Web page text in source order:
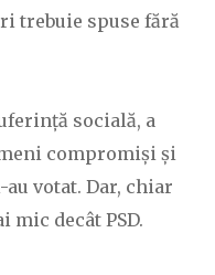
trebuie spuse fără
socială, a
compromiși și
votat. Dar, chiar
mic decât PSD.